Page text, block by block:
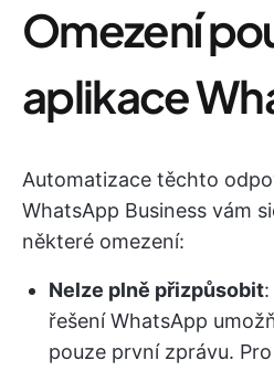
Omezení
aplikace
Automatizace těchto
WhatsApp Business vám
některé omezení:
Nelze plně přizpůsobit
řešení WhatsApp
pouze první zprávu.